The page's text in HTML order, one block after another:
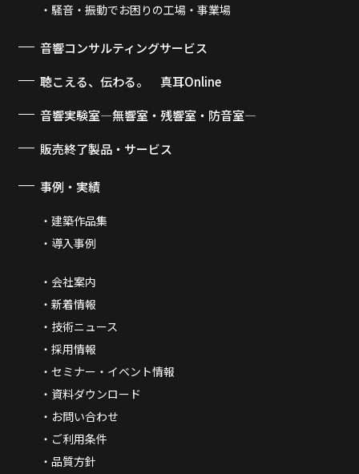
騒音・振動でお困りの工場・事業場
音響コンサルティングサービス
聴こえる、伝わる。 真耳Online
音響実験室―無響室・残響室・防音室―
販売終了製品・サービス
事例・実績
建築作品集
導入事例
会社案内
新着情報
技術ニュース
採用情報
セミナー・イベント情報
資料ダウンロード
お問い合わせ
ご利用条件
品質方針